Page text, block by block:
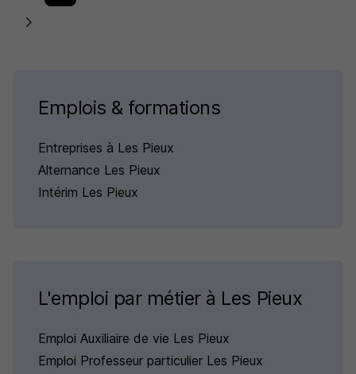
Emplois & formations
Entreprises à Les Pieux
Alternance Les Pieux
Intérim Les Pieux
L'emploi par métier à Les Pieux
Emploi Auxiliaire de vie Les Pieux
Emploi Professeur particulier Les Pieux